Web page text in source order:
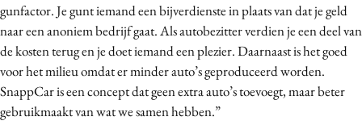
gunfactor. Je gunt iemand een bijverdienste in plaats van dat je geld
naar een anoniem bedrijf gaat. Als autobezitter verdien je een deel van
de kosten terug en je doet iemand een plezier. Daarnaast is het goed
voor het milieu omdat er minder auto’s geproduceerd worden.
SnappCar is een concept dat geen extra auto’s toevoegt, maar beter
gebruikmaakt van wat we samen hebben.”